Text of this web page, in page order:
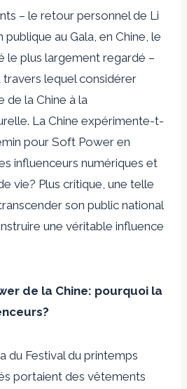
– le retour personnel de Li
au Gala, en Chine, le
le plus largement regardé –
lequel considérer
de la Chine à la
La Chine expérimente-t-
pour Soft Power en
influenceurs numériques et
vie? Plus critique, une telle
son public national
une véritable influence
de la Chine: pourquoi la
du Festival du printemps
portaient des vêtements